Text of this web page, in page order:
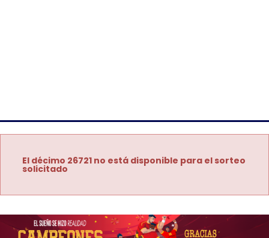
El décimo 26721 no está disponible para el sorteo
solicitado